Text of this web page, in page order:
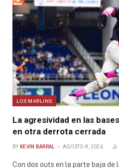
LOS MARLINS
La agresividad en las
en otra derrota cerrada
BY KEVIN BARRAL AGOSTO 8, 2026
Con dos outs en la parte baja de